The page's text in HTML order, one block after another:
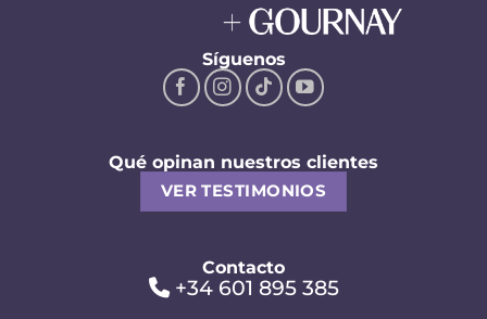
Síguenos
Qué opinan nuestros clientes
VER TESTIMONIOS
Contacto
+34 601 895 385